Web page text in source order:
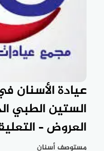
عيادة الأسنان
الستين الطبي
العروض –
مستوصف أسنان